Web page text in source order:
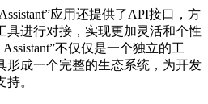
应用还提供了API接口，方
具进行对接，实现更加灵活和个性
不仅仅是一个独立的工
形成一个完整的生态系统，为开发
。